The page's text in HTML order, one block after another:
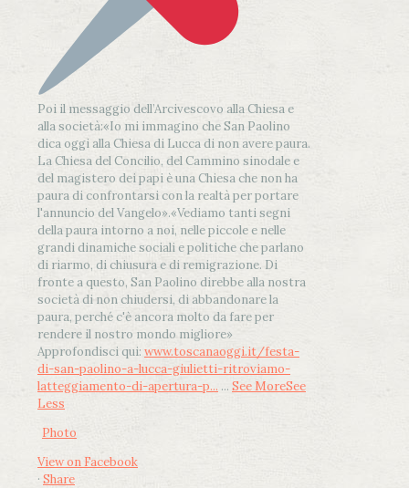
Poi il messaggio dell’Arcivescovo alla Chiesa e
alla società:«Io mi immagino che San Paolino
dica oggi alla Chiesa di Lucca di non avere paura.
La Chiesa del Concilio, del Cammino sinodale e
del magistero dei papi è una Chiesa che non ha
paura di confrontarsi con la realtà per portare
l'annuncio del Vangelo».«Vediamo tanti segni
della paura intorno a noi, nelle piccole e nelle
grandi dinamiche sociali e politiche che parlano
di riarmo, di chiusura e di remigrazione. Di
fronte a questo, San Paolino direbbe alla nostra
società di non chiudersi, di abbandonare la
paura, perché c'è ancora molto da fare per
rendere il nostro mondo migliore»
Approfondisci qui: www.toscanaoggi.it/festa-
di-san-paolino-a-lucca-giulietti-ritroviamo-
latteggiamento-di-apertura-p... ... See MoreSee
Less
Photo
View on Facebook
· Share